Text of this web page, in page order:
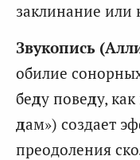
заклинание или
Звукопись
обилие
беду поведу,
дам») создает
преодоления